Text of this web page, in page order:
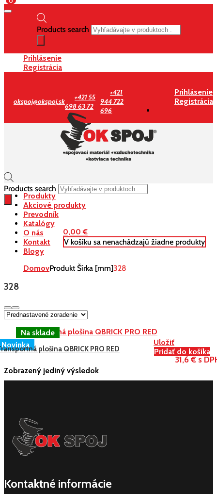
Products search
Prihlásenie
Registrácia
okspoj@okspoj.sk
+421 55
698 63 72
+421
944 722
696
Prihlásenie
Registrácia
Products search
0,00€
V košíku sa nenachádzajú žiadne produkty
Produkty
Akciové produkty
Prevodník
Katalógy
O nás
Kontakt
Blogy
DomovProdukt Šírka [mm]328
328
Uložiť
Pridať do košíka
Novinka plošina QBRICK PRO RED
31,6 € s
Zobrazený jediný výsledok
Kontaktné informácie